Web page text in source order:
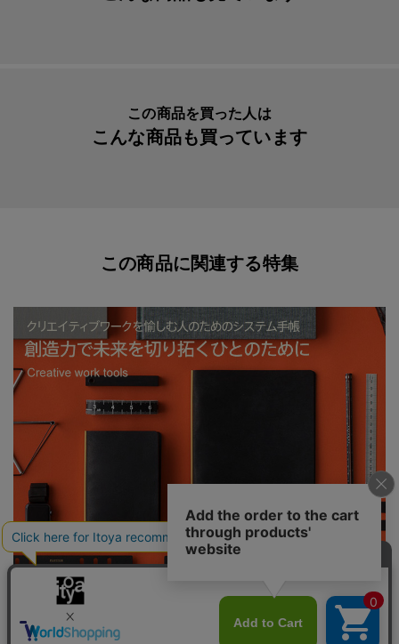
この商品を買った人は
こんな商品も買っています
この商品に関連する特集
PLOTTER 創造力で未来を切り拓くひとのために